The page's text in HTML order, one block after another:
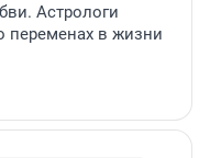
Астрологи
переменах в жизни